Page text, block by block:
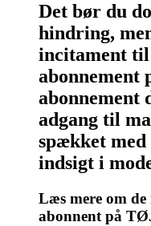
Det bør du
hindring,
incitament til
abonnement
abonnement
adgang til
spækket
indsigt i
Læs mere om de
abonnent på